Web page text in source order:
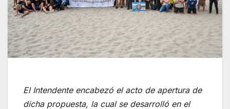
El Intendente encabezó el acto de apertura de
dicha propuesta, la cual se desarrolló en el